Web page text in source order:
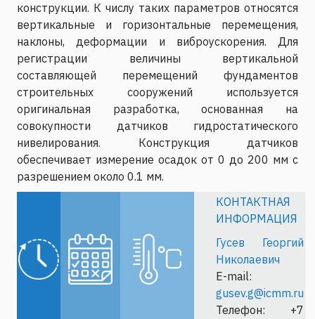
конструкции. К числу таких параметров относятся
вертикальные и горизонтальные перемещения,
наклоны, деформации и виброускорения. Для
регистрации величины вертикальной
составляющей перемещений фундаментов
строительных сооружений используется
оригинальная разработка, основанная на
совокупности датчиков гидростатического
нивелирования. Конструкция датчиков
обеспечивает измерение осадок от 0 до 200 мм с
разрешением около 0.1 мм.
КОНТАКТНАЯ
ИНФОРМАЦИЯ
Гусев Георгий
Николаевич
E-mail:
gusev.g@icmm.ru
Телефон: +7